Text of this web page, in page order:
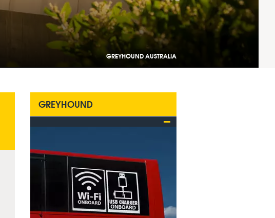
GREYHOUND AUSTRALIA
GREYHOUND